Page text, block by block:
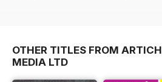
OTHER TITLES FROM
MEDIA LTD